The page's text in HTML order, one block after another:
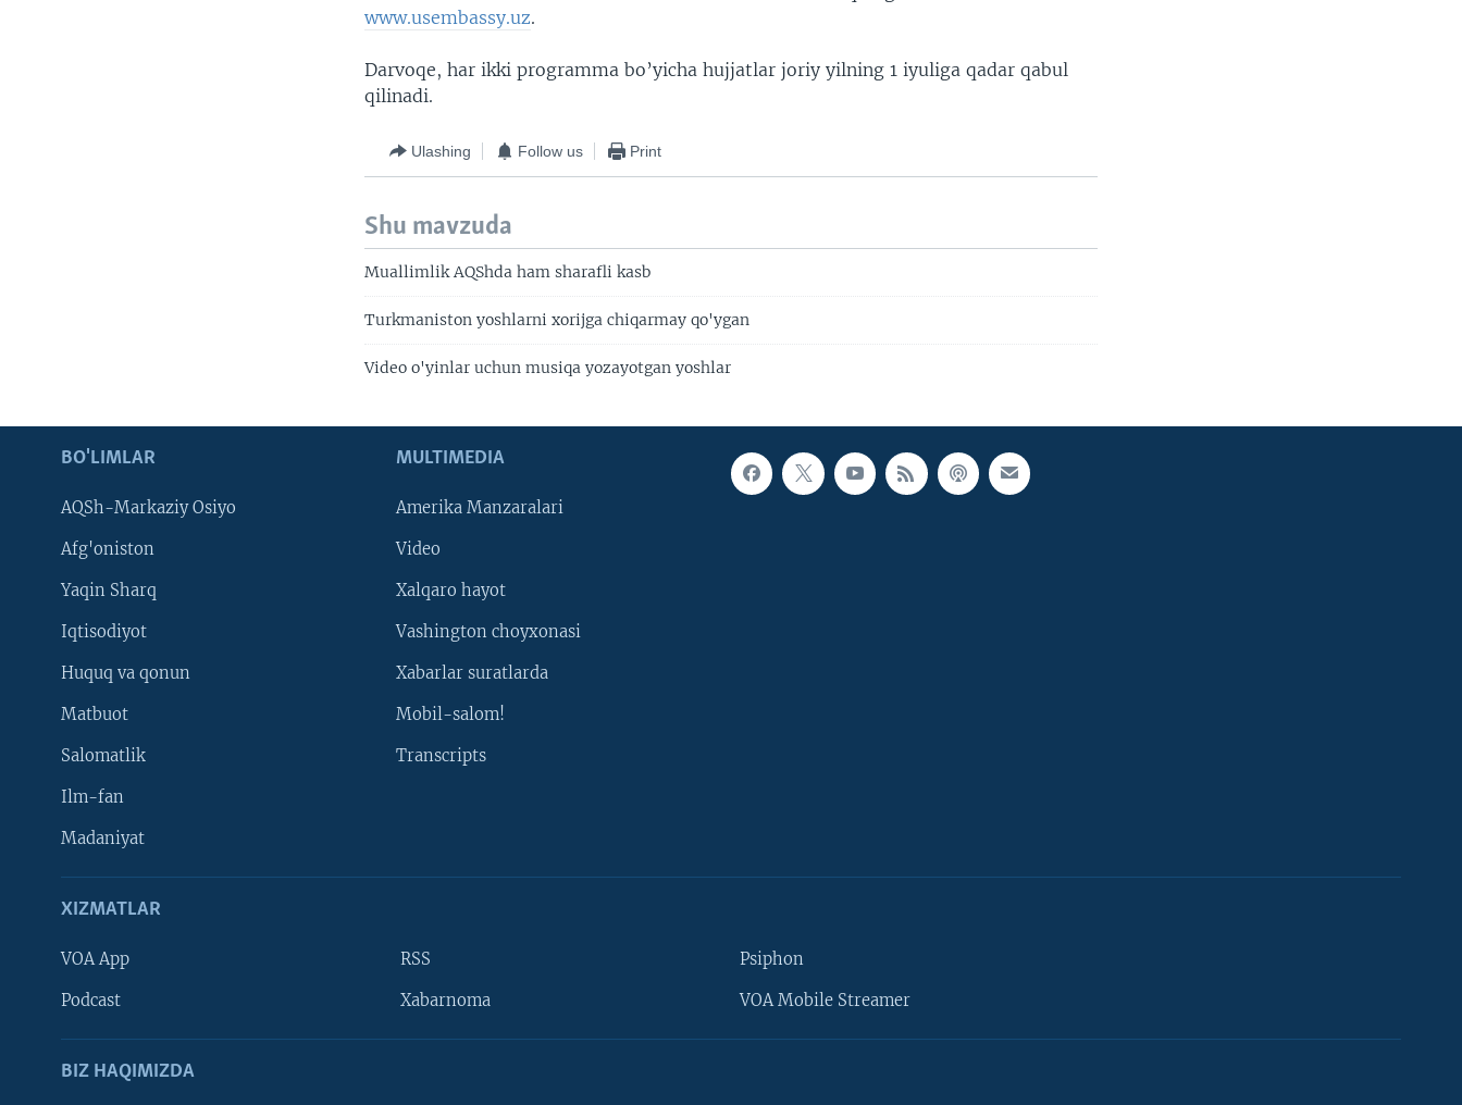
www.usembassy.uz.
Darvoqe, har ikki programma bo’yicha hujjatlar joriy yilning 1 iyuliga qadar qabul
qilinadi.
Ulashing Follow us Print
Shu mavzuda
Muallimlik AQShda ham sharafli kasb
Turkmaniston yoshlarni xorijga chiqarmay qo'ygan
Video o'yinlar uchun musiqa yozayotgan yoshlar
BO'LIMLAR
AQSh-Markaziy Osiyo
Afg'oniston
Yaqin Sharq
Iqtisodiyot
Huquq va qonun
Matbuot
Salomatlik
Ilm-fan
Madaniyat
MULTIMEDIA
Amerika Manzaralari
Video
Xalqaro hayot
Vashington choyxonasi
Xabarlar suratlarda
Mobil-salom!
Transcripts
XIZMATLAR
VOA App
Podcast
RSS
Xabarnoma
Psiphon
VOA Mobile Streamer
BIZ HAQIMIZDA